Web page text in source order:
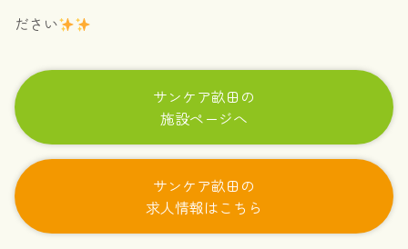
ださい
サンケア畝田の
施設ページへ
サンケア畝田の
求人情報はこちら